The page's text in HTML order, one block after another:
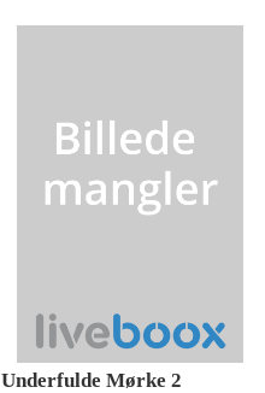
Underfulde Mørke 2